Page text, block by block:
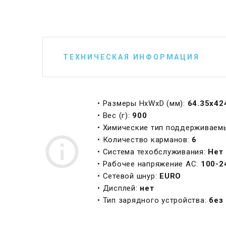
ТЕХНИЧЕСКАЯ ИНФОРМАЦИЯ
• Размеры HxWxD (мм):
• Вес (г): 900
• Химические тип
• Количество карманов: 6
• Система техобслуживания: Нет
• Рабочее напряжение AC: 100-
• Сетевой шнур: EURO
• Дисплей: нет
• Тип зарядного устройства: без